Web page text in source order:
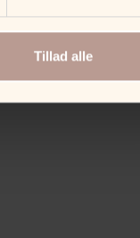
Tillad alle